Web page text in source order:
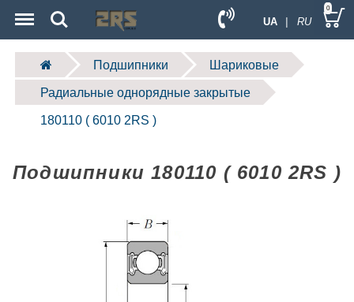
UA | RU
Search 0
Подшипники Шариковые
Радиальные однорядные закрытые
180110 ( 6010 2RS )
Подшипники 180110 ( 6010 2RS )